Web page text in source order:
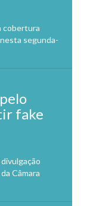
cobertura
segunda-
fake
Câmara